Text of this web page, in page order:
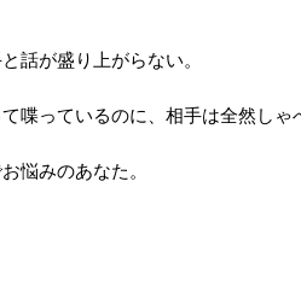
話が盛り上がらない。
喋っているのに、相手は全然しゃ
悩みのあなた。